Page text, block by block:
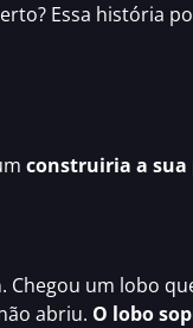
Essa história
construiria a sua
. Chegou um lobo
abriu. O lobo